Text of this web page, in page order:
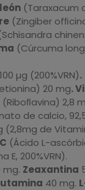
(Taraxacum
(Zingiber
(Cúrcuma
µg (200%VRN).
20 mg.
(Riboﬂavina) 2,8
de calcio,
(2,8mg de
(Ácido L-
200%VRN).
mg. Zeaxantina
40 mg.